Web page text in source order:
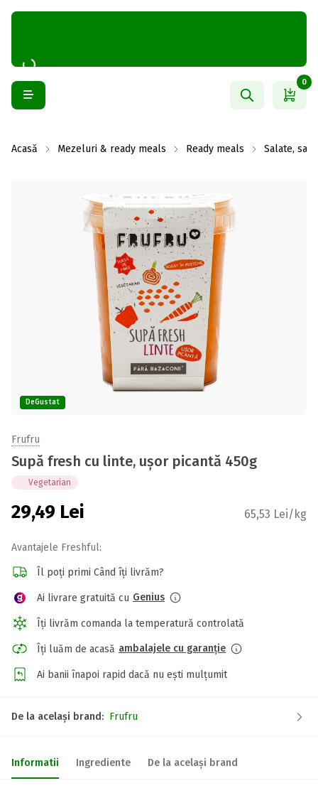
0
Acasă Mezeluri & ready meals Ready meals Salate,
DeGustat
Frufru
Supă fresh cu linte, ușor picantă 450g
Vegetarian
29,49 Lei 65,53 Lei/kg
Avantajele Freshful:
Îl poți primi Când îți livrăm?
Ai livrare gratuită cu Genius
Îți livrăm comanda la temperatură controlată
Îți luăm de acasă ambalajele cu garanție
Ai banii înapoi rapid dacă nu ești mulțumit
De la același brand: Frufru
Informatii Ingrediente De la același brand